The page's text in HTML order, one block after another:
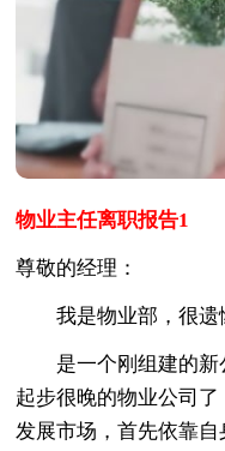
物业主任离职报告1
尊敬的经理：
我是物业部，很遗
是一个刚组建的新
起步很晚的物业公司
发展市场，首先依靠